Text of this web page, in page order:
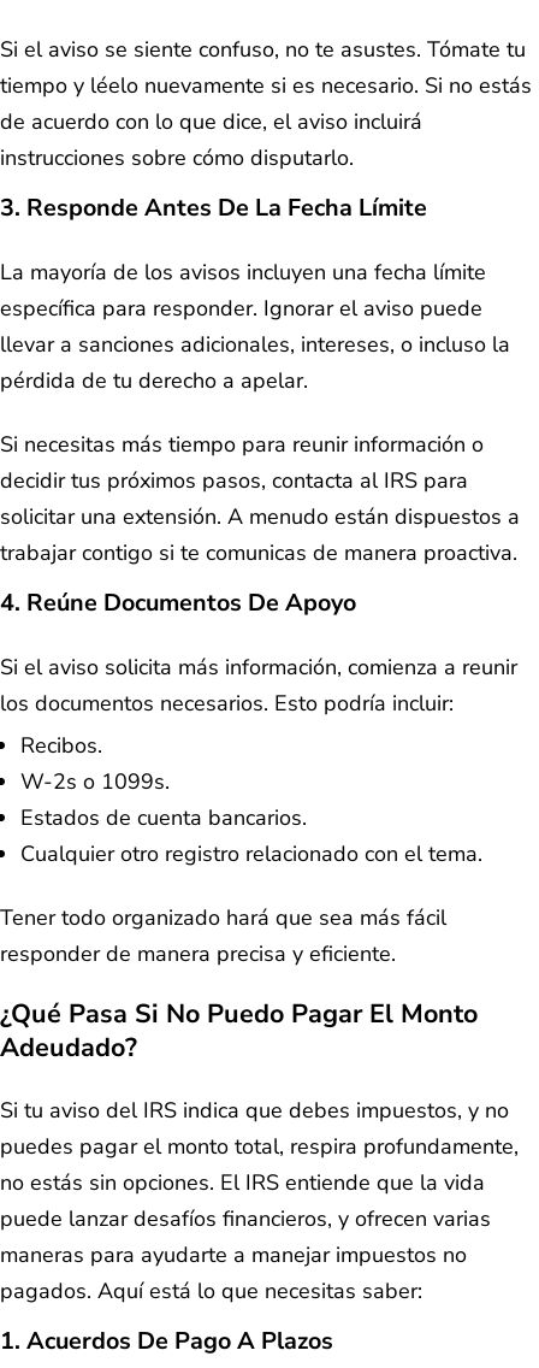
Si el aviso se siente confuso, no te asustes. Tómate tu
tiempo y léelo nuevamente si es necesario. Si no estás
de acuerdo con lo que dice, el aviso incluirá
instrucciones sobre cómo disputarlo.
3. Responde Antes De La Fecha Límite
La mayoría de los avisos incluyen una fecha límite
específica para responder. Ignorar el aviso puede
llevar a sanciones adicionales, intereses, o incluso la
pérdida de tu derecho a apelar.
Si necesitas más tiempo para reunir información o
decidir tus próximos pasos, contacta al IRS para
solicitar una extensión. A menudo están dispuestos a
trabajar contigo si te comunicas de manera proactiva.
4. Reúne Documentos De Apoyo
Si el aviso solicita más información, comienza a reunir
los documentos necesarios. Esto podría incluir:
Recibos.
W-2s o 1099s.
Estados de cuenta bancarios.
Cualquier otro registro relacionado con el tema.
Tener todo organizado hará que sea más fácil
responder de manera precisa y eficiente.
¿Qué Pasa Si No Puedo Pagar El Monto
Adeudado?
Si tu aviso del IRS indica que debes impuestos, y no
puedes pagar el monto total, respira profundamente,
no estás sin opciones. El IRS entiende que la vida
puede lanzar desafíos financieros, y ofrecen varias
maneras para ayudarte a manejar impuestos no
pagados. Aquí está lo que necesitas saber:
1. Acuerdos De Pago A Plazos